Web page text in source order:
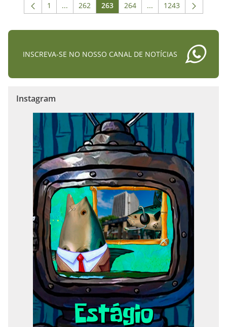
Página
1 ...Páginas intermediárias Usar ABA para navegar.
Página
262 Página
263 Página
264 ...PáginasPágina
1243
INSCREVA-SE NO NOSSO CANAL DE NOTÍCIAS
Instagram